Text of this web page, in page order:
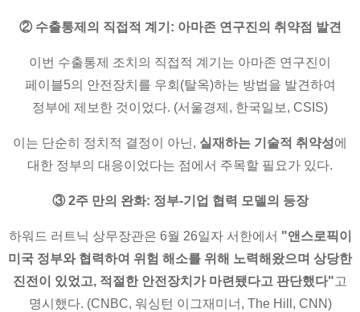
② 수출통제의 직접적 계기: 아마존 연구진의 취약점 발견
이번 수출통제 조치의 직접적 계기는 아마존 연구진이
페이블5의 안전장치를 우회(탈옥)하는 방법을 발견하여
정부에 제보한 것이었다. (서울경제, 한국일보, CSIS)
이는 단순히 정치적 결정이 아닌, 실재하는 기술적 취약성에
대한 정부의 대응이었다는 점에서 주목할 필요가 있다.
③ 2주 만의 완화: 정부-기업 협력 모델의 등장
하워드 러트닉 상무장관은 6월 26일자 서한에서 "앤스로픽이
미국 정부와 협력하여 위험 해소를 위해 노력해왔으며 상당한
진전이 있었고, 적절한 안전장치가 마련됐다고 판단했다"고
명시했다. (CNBC, 워싱턴 이그재미너, The Hill, CNN)